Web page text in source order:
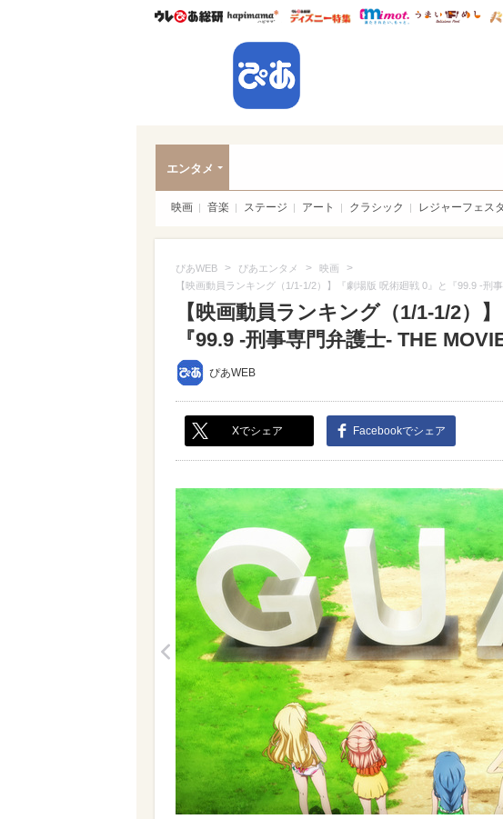
ウレぴあ総研ハピママ* ウレぴあ総研 ディズニ
mimot. う
エンタメ
映画 音楽 ステージ アート クラシック レジャーフェスタ
ぴあWEB > ぴあエンタメ > 映画 >
【映画動員ランキング（1/1-1/2）】『劇場版 呪術廻戦 0』と『99.9 -刑
【映画動員ランキング（1/1-1/2）
『99.9 -刑事専門弁護士- THE
ぴあWEB
Xでシェア Facebookでシェア